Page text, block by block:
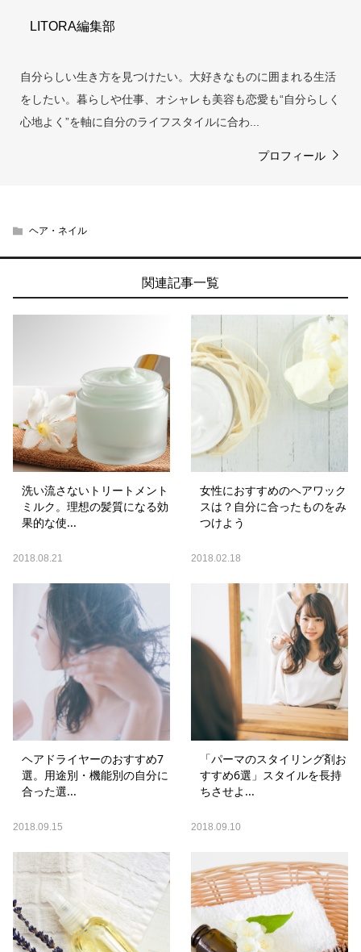
LITORA編集部
自分らしい生き方を見つけたい。大好きなものに囲まれる生活
をしたい。暮らしや仕事、オシャレも美容も恋愛も“自分らしく
心地よく”を軸に自分のライフスタイルに合わ...
プロフィール
ヘア・ネイル
関連記事一覧
洗い流さないトリートメント
ミルク。理想の髪質になる効
果的な使...
2018.08.21
女性におすすめのヘアワック
スは？自分に合ったものをみ
つけよう
2018.02.18
ヘアドライヤーのおすすめ7
選。用途別・機能別の自分に
合った選...
2018.09.15
「パーマのスタイリング剤お
すすめ6選」スタイルを長持
ちさせよ...
2018.09.10